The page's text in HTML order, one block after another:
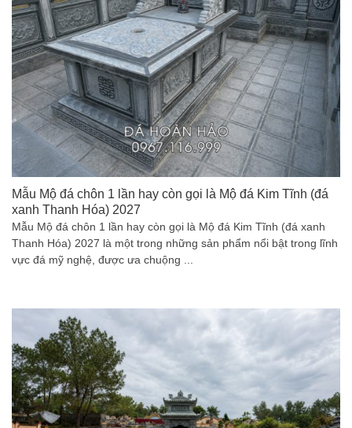
Mẫu Mộ đá chôn 1 lần hay còn gọi là Mộ đá Kim Tĩnh (đá
xanh Thanh Hóa) 2027
Mẫu Mộ đá chôn 1 lần hay còn gọi là Mộ đá Kim Tĩnh (đá xanh
Thanh Hóa) 2027 là một trong những sản phẩm nổi bật trong lĩnh
vực đá mỹ nghệ, được ưa chuộng ...